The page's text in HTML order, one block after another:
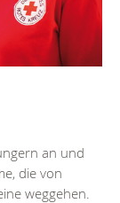
an und
die von
weggehen.